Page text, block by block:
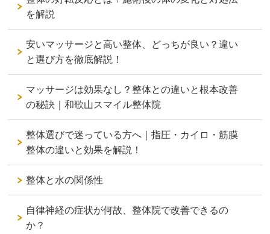
を解説
安いマッサージと高い整体、どっちが良い？違い
と選び方を徹底解説！
マッサージは効果なし？整体との違いと根本改善
の秘訣｜和歌山スマイル整体院
整体選びで迷っている方へ｜指圧・カイロ・筋膜
整体の違いと効果を解説！
整体と水の関係性
自律神経の症状が何故、整体院で改善できるの
か？